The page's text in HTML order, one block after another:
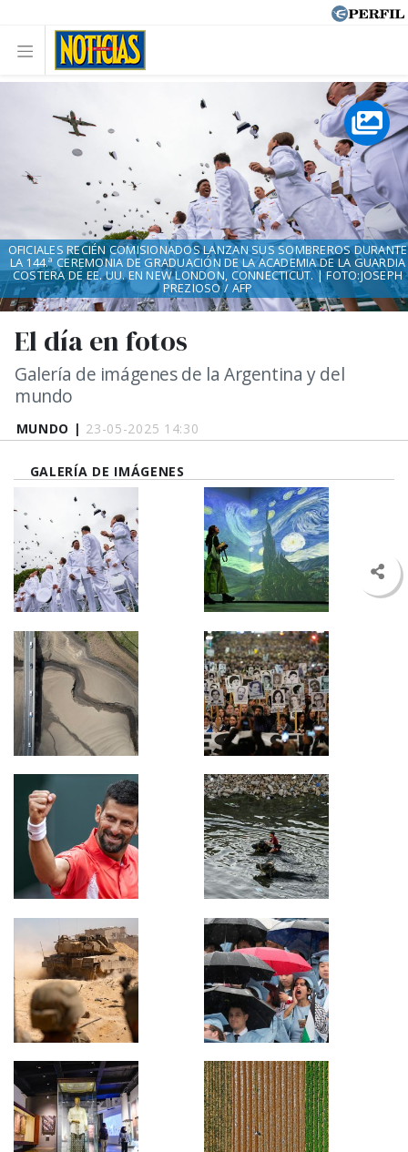
MUNDO | 23-05-2025 14:30
El día en fotos
Galería de imágenes de la Argentina y del
mundo
OFICIALES RECIÉN COMISIONADOS LANZAN SUS SOMBREROS DURANTE
LA 144.ª CEREMONIA DE GRADUACIÓN DE LA ACADEMIA DE LA GUARDIA
COSTERA DE EE. UU. EN NEW LONDON, CONNECTICUT. | FOTO:JOSEPH
PREZIOSO / AFP
GALERÍA DE IMÁGENES